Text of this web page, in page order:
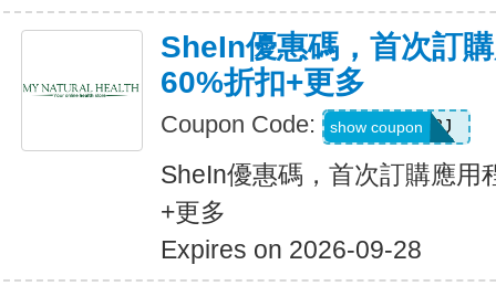
SheIn優惠碼，首次訂
60%折扣+更多
Coupon Code: VJTWP3J
show coupon
SheIn優惠碼，首次訂購應用
+更多
Expires on 2026-09-28